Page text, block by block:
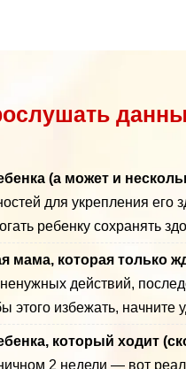
(а может и
для укрепления его
ребенку сохранять
мама, которая только
ненужных действий,
этого избежать,
который ходит
2 недели — вот